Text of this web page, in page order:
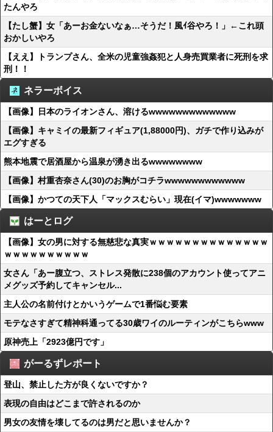
たんやろ
【たし蟹】女「あーお金ないなぁ…そうだ！風ｲ谷やろ！」←これ頭
おかしいやろ
【ええ】トランプさん、全米の児童強姦犯と人身売買業者に死刑を求
刑！！
ネラーボイス
【画像】日本のライオンさん、溶けるwwwwwwwwwwwww
【画像】キャミイの最新フィギュア(1,88000円)、ガチで作り込みが
エグすぎる
熊本地震で居酒屋から温泉が湧き出るwwwwwwww
【画像】村重杏奈さん(30)のお胸がコチラwwwwwwwwwwww
【画像】かつての天下人「マックスむらい」現在(イマ)wwwwwww
はーとログ
【画像】女の男に対する無慈悲な真実ｗｗｗｗｗｗｗｗｗｗｗｗｗｗ
ｗｗｗｗｗｗｗｗｗｗ
女さん「あー腹立つ、ストレス発散に238個のアカウント使ってアニ
メグッズ予約してキャンセル...
主人公の名前付けとかいうゲームで1番悩む要素
モテなさすぎて精神科通ってる30歳ワイのルーティンがこちらwww
原神売上「2923億円です」
がーるずレポート
登山、禁止した方が良くないですか？
表現の自由はどこまで許されるのか
男女の友情を壊してるのは男だと思いませんか？